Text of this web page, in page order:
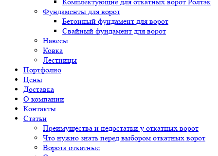
Фундаменты для ворот
Бетонный фундамент для ворот
Свайный фундамент для ворот
Навесы
Ковка
Лестницы
Портфолио
Цены
Доставка
О компании
Контакты
Статьи
Преимущества и недостатки у откатных ворот
Что нужно знать перед выбором откатных ворот
Ворота откатные